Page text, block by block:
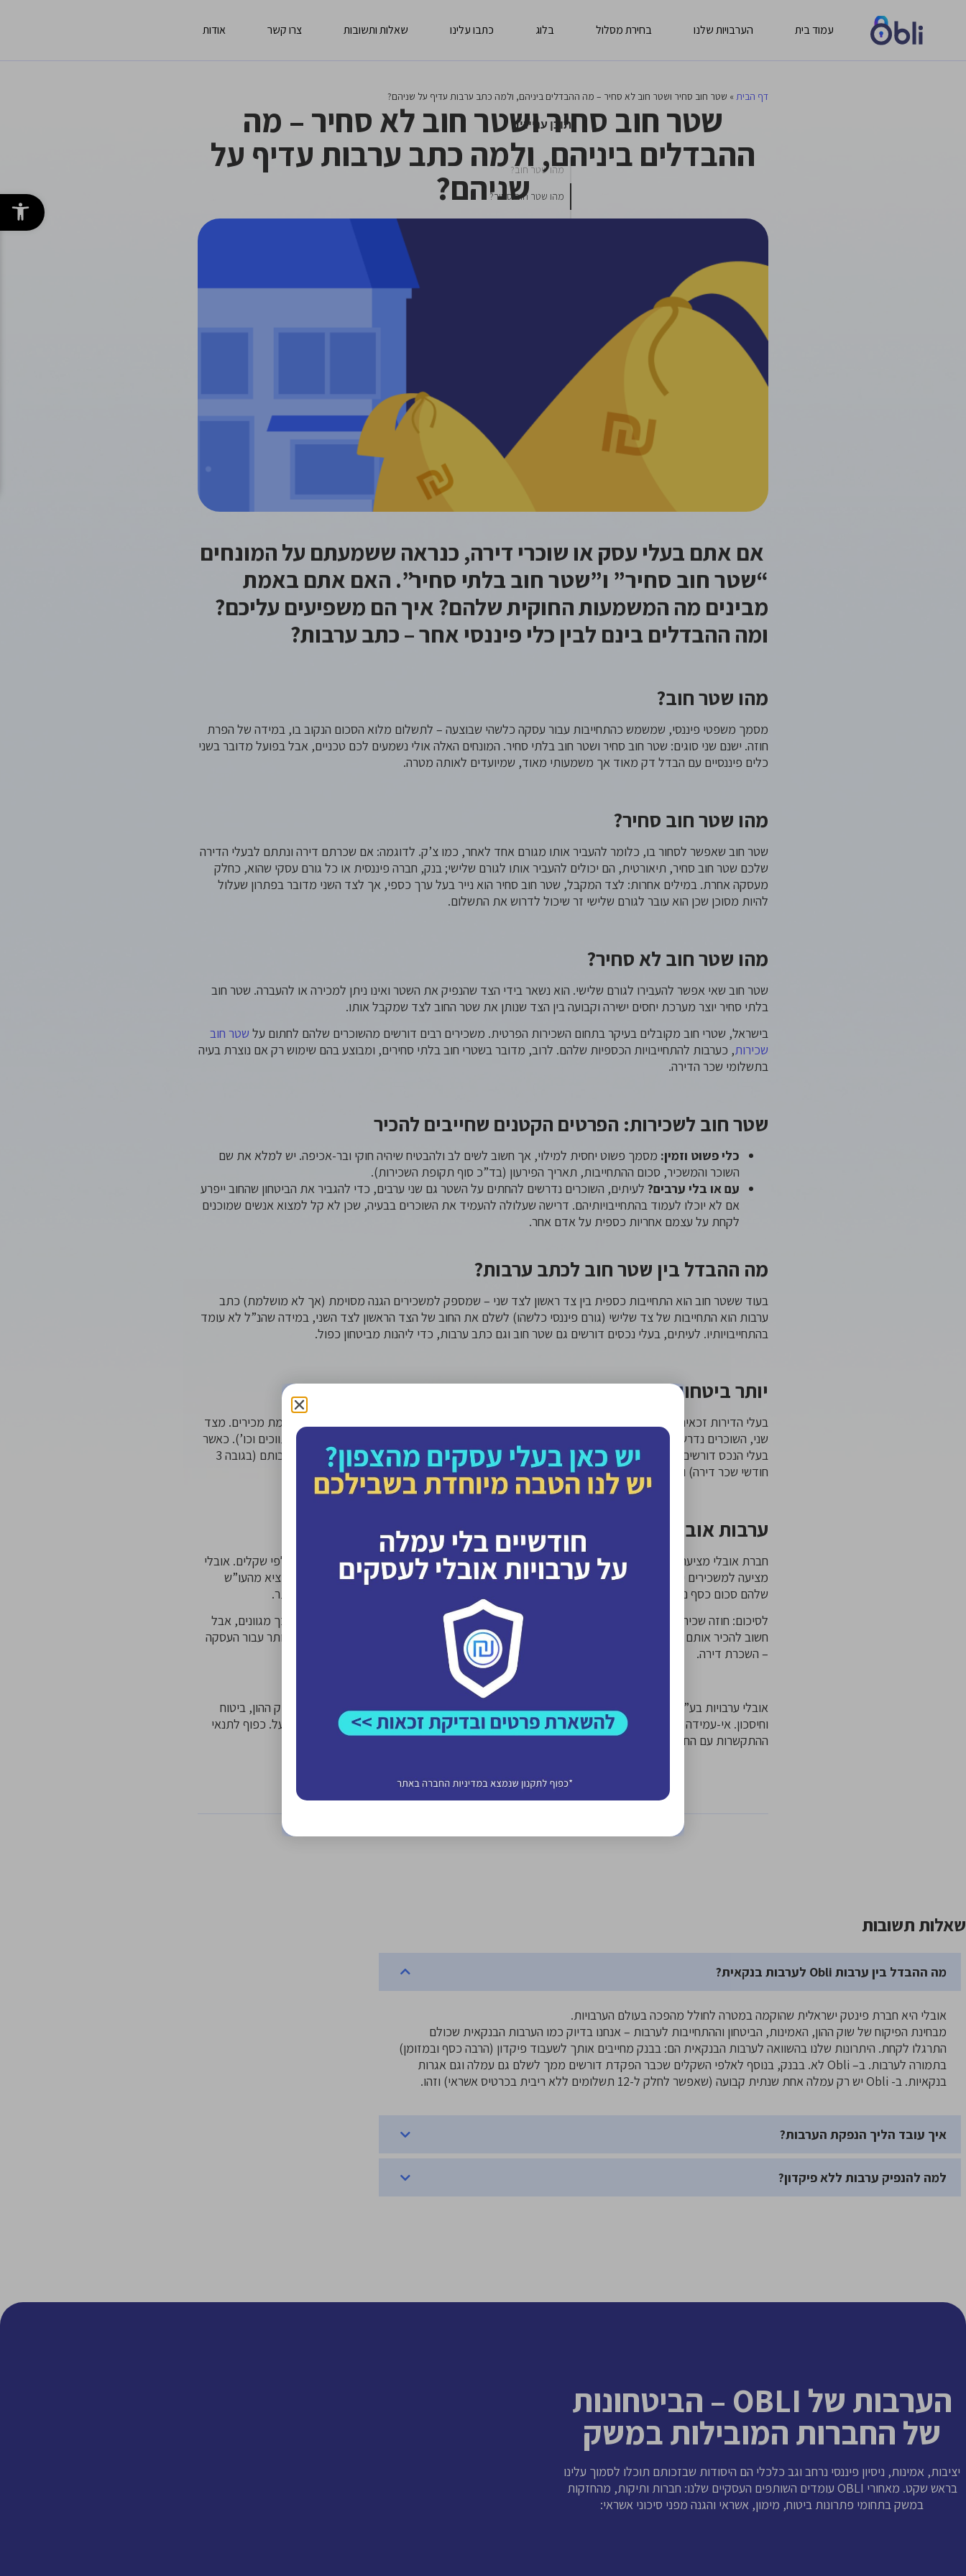
עמוד בית הערבויות שלנו בחירת מסלול בלוג כתבו עלינו שאלות ותשובות צרו קשר אודות
תוכן עניינים
מהו שטר חוב?
מהו שטר חוב סחיר?
מהו שטר חוב לא סחיר?
שטר חוב לשכירות: הפרטים הקטנים שחייבים
מה ההבדל בין שטר חוב לכתב ערבות?
דף הבית » שטר חוב סחיר ושטר חוב לא סחיר – מה ההבדלים ביניהם, ולמה כתב ערבות עדיף על שניהם?
שטר חוב סחיר ושטר חוב לא סחיר – מה
ההבדלים ביניהם, ולמה כתב ערבות עדיף על
שניהם?
אם אתם בעלי עסק או שוכרי דירה, כנראה ששמעתם על המונחים
“שטר חוב סחיר” ו”שטר חוב בלתי סחיר”. האם אתם באמת
מבינים מה המשמעות החוקית שלהם? איך הם משפיעים עליכם?
ומה ההבדלים בינם לבין כלי פיננסי אחר – כתב ערבות?
מהו שטר חוב?
מסמך משפטי פיננסי, שמשמש כהתחייבות עבור עסקה כלשהי שבוצעה – לתשלום מלוא הסכום הנקוב בו, במידה של הפרת
חוזה. ישנם שני סוגים: שטר חוב סחיר ושטר חוב בלתי סחיר. המונחים האלה אולי נשמעים לכם טכניים, אבל בפועל מדובר בשני
כלים פיננסיים עם הבדל דק מאוד אך משמעותי מאוד, שמיועדים לאותה מטרה.
מהו שטר חוב סחיר?
שטר חוב שאפשר לסחור בו, כלומר להעביר אותו מגורם אחד לאחר, כמו צ’ק. לדוגמה: אם שכרתם דירה ונתתם לבעלי הדירה
שלכם שטר חוב סחיר, תיאורטית, הם יכולים להעביר אותו לגורם שלישי; בנק, חברה פיננסית או כל גורם עסקי שהוא, כחלק
מעסקה אחרת. במילים אחרות: לצד המקבל, שטר חוב סחיר הוא נייר בעל ערך כספי, אך לצד השני מדובר בפתרון שעלול
להיות מסוכן שכן הוא עובר לגורם שלישי זר שיכול לדרוש את התשלום.
מהו שטר חוב לא סחיר?
שטר חוב שאי אפשר להעבירו לגורם שלישי. הוא נשאר בידי הצד שהנפיק את השטר ואינו ניתן למכירה או להעברה. שטר חוב
בלתי סחיר יוצר מערכת יחסים ישירה וקבועה בין הצד שנותן את שטר החוב לצד שמקבל אותו.
בישראל, שטרי חוב מקובלים בעיקר בתחום השכירות הפרטית. משכירים רבים דורשים מהשוכרים שלהם לחתום על שטר חוב
שכירות, כערבות להתחייבויות הכספיות שלהם. לרוב, מדובר בשטרי חוב בלתי סחירים, ומבוצע בהם שימוש רק אם נוצרת בעיה
בתשלומי שכר הדירה.
שטר חוב לשכירות: הפרטים הקטנים שחייבים להכיר
כלי פשוט וזמין: מסמך פשוט יחסית למילוי, אך חשוב לשים לב ולהבטיח שיהיה חוקי ובר-אכיפה. יש למלא את שם
השוכר והמשכיר, סכום ההתחייבות, תאריך הפירעון (בד”כ סוף תקופת השכירות).
עם או בלי ערבים? לעיתים, השוכרים נדרשים להחתים על השטר גם שני ערבים, כדי להגביר את הביטחון שהחוב ייפרע
אם לא יוכלו לעמוד בהתחייבויותיהם. דרישה שעלולה להעמיד את השוכרים בבעיה, שכן לא קל למצוא אנשים שמוכנים
לקחת על עצמם אחריות כספית על אדם אחר.
מה ההבדל בין שטר חוב לכתב ערבות?
בעוד ששטר חוב הוא התחייבות כספית בין צד ראשון לצד שני – שמספק למשכירים הגנה מסוימת (אך לא מושלמת) כתב
ערבות הוא התחייבות של צד שלישי (גורם פיננסי כלשהו) לשלם את החוב של הצד הראשון לצד השני, במידה שהנ”ל לא עומד
בהתחייבויותיו. לעיתים, בעלי נכסים דורשים גם שטר חוב וגם כתב ערבות, כדי ליהנות מביטחון כפול.
יותר ביטחון למשכירים בפחות הוצאות לשוכרים
בעלי הדירות זכאים להרגיש בטוחים כאשר הם מוסרים את המפתחות של הנכס שלהם לאנשים שהם לא באמת מכירים. מצד
שני, השוכרים נדרשים לשלם כסף נוסף על ההוצאות הרגילות של השכירות (הוצאות מעבר, עו”ד, שכ”ט מתווכים וכו’). כאשר
בעלי הנכס דורשים גם הנפקתערבות בנקאית
, זה מצריך מהשוכרים להפקיד כסף בפיקדון כערובה להתחייבותם (בגובה 3
חודשי שכר דירה) וגם לשלם עמלה והוצאות נלוות לפתיחת התיק ולשמירת הפיקדון בבנק.
ערבות אובלי: כל הביטחון בלי הפיקדון
חברת אובלי מציעה ערבות חוץ-בנקאיתלשכירות, שחוסכת מהשוכרים לנעול פיקדון בגובה אלפי ועשרות אלפי שקלים. אובלי
מציעה למשכירים יציבות של ערבות בטוחה ממש כמו הערבות הבנקאית ובמקביל לא דורשת מהשוכרים להוציא מהעו”ש
שלהם סכום כסף נכבד שיהיה נעול כערובה עד תום השכירות, ובכך מאפשרת להם יציבות כלכלית טובה יותר.
לסיכום: חוזה שכירות טוב צריך להציע יציבות וביטחון ולהבטיח את זכויותיהם של שני הצדדים. הפתרונות לכך מגוונים, אבל
חשוב להכיר אותם לעומק, לדעת בדיוק על מה חותמים ולקבל את הערבות הטובה, המשתלמת והבטוחה ביותר עבור העסקה
– השכרת דירה.
אובלי ערבויות בע”מ, מספר ח.פ. 515966661, בעלת רישיון למתן אשראי – מורחב, מ.ר. 65494, מרשות שוק ההון, ביטוח
וחיסכון. אי-עמידה בפירעון ההלוואה או בהחזר האשראי עלולה לגרור חיוב בריבית פיגורים והליכי הוצאה לפועל. כפוף לתנאי
ההתקשרות עם החברה.
שאלות תשובות
מה ההבדל בין ערבות Obli לערבות בנקאית?
אובלי היא חברת פינטק ישראלית שהוקמה במטרה לחולל מהפכה בעולם הערבויות.
מבחינת הפיקוח של שוק ההון, האמינות, הביטחון וההתחייבות לערבות – אנחנו בדיוק כמו הערבות הבנקאית שכולם
התרגלו לקחת. היתרונות שלנו בהשוואה לערבות הבנקאית הם: בבנק מחייבים אותך לשעבוד פיקדון (הרבה כסף ובמזומן)
בתמורה לערבות. ב– Obli לא. בבנק, בנוסף לאלפי השקלים שכבר הפקדת דורשים ממך לשלם גם עמלה וגם אגרות
בנקאיות. ב- Obli יש רק עמלה אחת שנתית קבועה (שאפשר לחלק ל-12 תשלומים ללא ריבית בכרטיס אשראי) וזהו.
איך עובד הליך הנפקת הערבות?
למה להנפיק ערבות ללא פיקדון?
הערבות של OBLI – הביטחונות
של החברות המובילות במשק
יציבות, אמינות, ניסיון פיננסי נרחב וגב כלכלי הם היסודות שבזכותם תוכלו לסמוך עלינו
בראש שקט. מאחורי OBLI עומדים השותפים העסקיים שלנו: חברות ותיקות, מהחזקות
במשק בתחומי פתרונות ביטוח, מימון, אשראי והגנה מפני סיכוני אשראי:
פתח